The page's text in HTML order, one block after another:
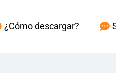
¿Cómo descargar?